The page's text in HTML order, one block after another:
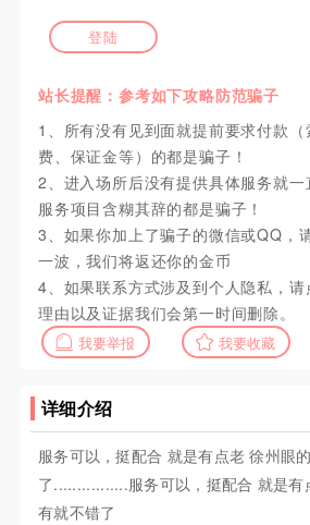
登陆
站长提醒：参考如下攻略防范骗子
1、所有没有见到面就提前要求付款
费、保证金等）的都是骗子！
2、进入场所后没有提供具体服务就
服务项目含糊其辞的都是骗子！
3、如果你加上了骗子的微信或QQ，
一波，我们将返还你的金币
4、如果联系方式涉及到个人隐私，
理由以及证据我们会第一时间删除。
我要举报 我要收藏
详细介绍
服务可以，挺配合 就是有点老 徐州眼
了................服务可以，挺配合 就是有
有就不错了